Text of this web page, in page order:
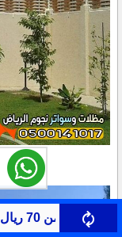
سيارات حي النرجس